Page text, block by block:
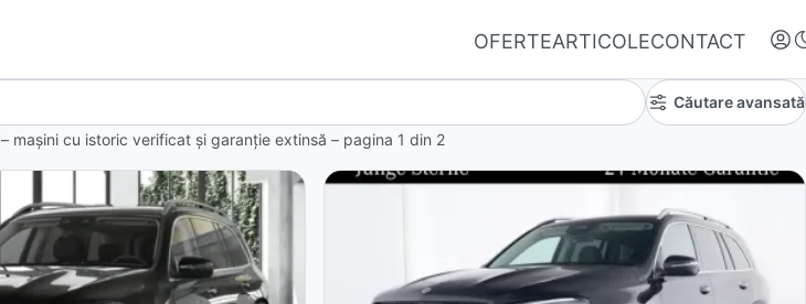
OFERTEARTICOLECONTACT
Căutare avansată
– mașini cu istoric verificat și garanție extinsă – pagina 1 din 2